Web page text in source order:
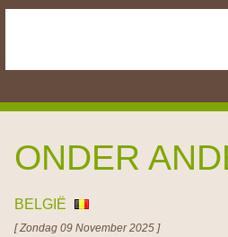
ONDER
BELGIË
[ Zondag 09 November 2025 ]